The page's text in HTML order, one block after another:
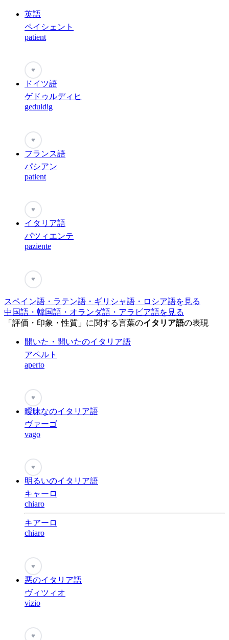
英語
ペイシェント
patient
♥
ドイツ語
ゲドゥルディヒ
geduldig
♥
フランス語
パシアン
patient
♥
イタリア語
パツィエンテ
paziente
♥
スペイン語・ラテン語・ギリシャ語・ロシア語を見る
中国語・韓国語・オランダ語・アラビア語を見る
「評価・印象・性質」に関する言葉のイタリア語の表現
開いた・開いたのイタリア語
アペルト
aperto
♥
曖昧なのイタリア語
ヴァーゴ
vago
♥
明るいのイタリア語
キャーロ
chiaro
キアーロ
chiaro
♥
悪のイタリア語
ヴィツィオ
vizio
♥